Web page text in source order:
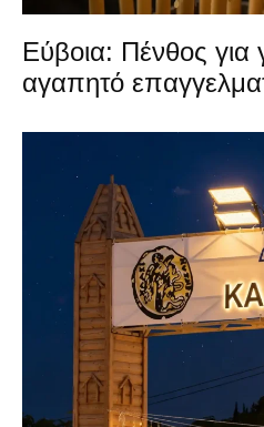
Εύβοια: Πένθος για
αγαπητό